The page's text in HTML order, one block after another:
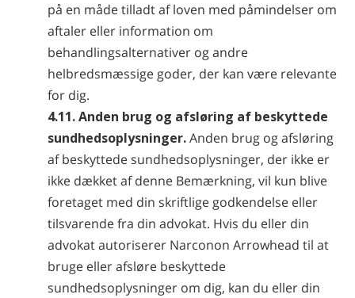
på en måde tilladt af loven med påmindelser om
aftaler eller information om
behandlingsalternativer og andre
helbredsmæssige goder, der kan være relevante
for dig.
4.11. Anden brug og afsløring af beskyttede
sundhedsoplysninger.Anden brug og afsløring
af beskyttede sundhedsoplysninger, der ikke er
ikke dækket af denne Bemærkning, vil kun blive
foretaget med din skriftlige godkendelse eller
tilsvarende fra din advokat. Hvis du eller din
advokat autoriserer Narconon Arrowhead til at
bruge eller afsløre beskyttede
sundhedsoplysninger om dig, kan du eller din